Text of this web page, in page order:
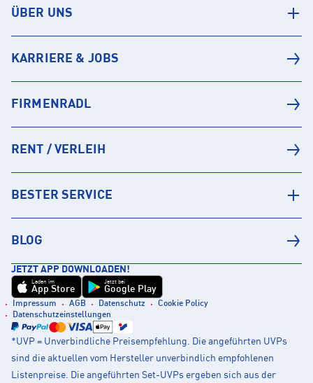
ÜBER UNS
KARRIERE & JOBS
FIRMENRADL
RENT / VERLEIH
BESTER SERVICE
BLOG
JETZT APP DOWNLOADEN!
Laden im
App Store
Jetzt bei
Google Play
Impressum AGB Datenschutz
Cookie Policy
Datenschutzeinstellungen
*UVP = Unverbindliche Preisempfehlung. Die angeführten UVPs
sind die aktuellen vom Hersteller unverbindlich empfohlenen
Listenpreise. Die angeführten Set-UVPs ergeben sich aus der